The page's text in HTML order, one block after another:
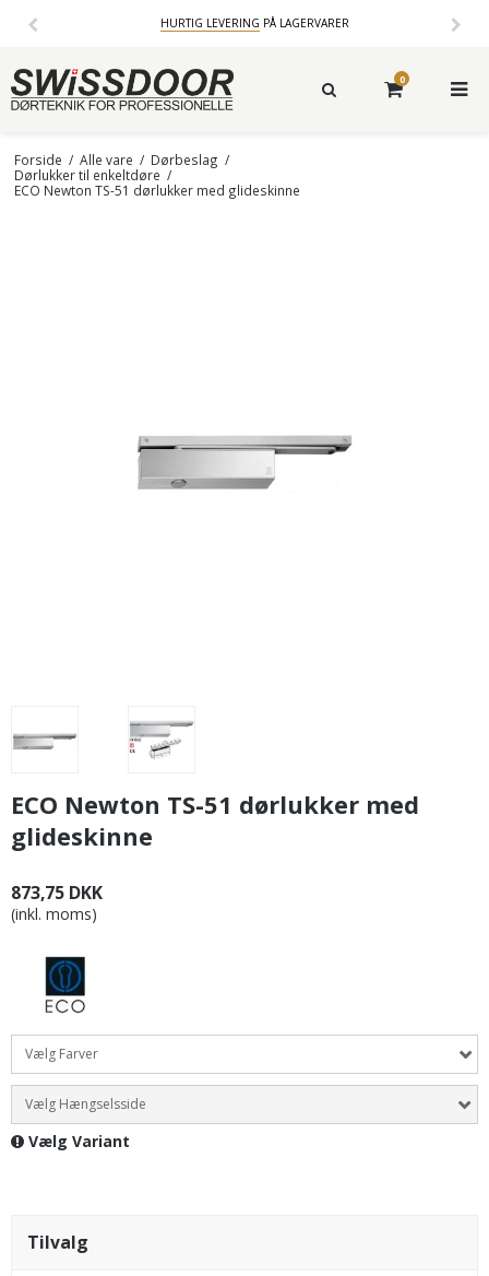
HURTIG LEVERING PÅ LAGERVARER
0
Forside / Alle vare / Dørbeslag /
Dørlukker til enkeltdøre /
ECO Newton TS-51 dørlukker med glideskinne
ECO Newton TS-51 dørlukker med
glideskinne
873,75 DKK
(inkl. moms)
Vælg Farver
Vælg Hængselsside
Vælg Variant
Tilvalg